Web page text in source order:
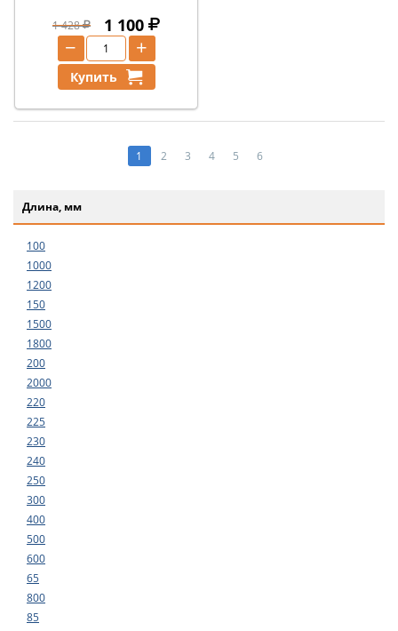
1 428 1 100
+
−
Купить
1 2 3 4 5 6
Длина, мм
100
1000
1200
150
1500
1800
200
2000
220
225
230
240
250
300
400
500
600
65
800
85